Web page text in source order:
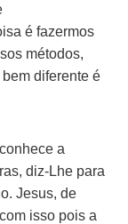
é fazermos
métodos,
diferente é
a
diz-Lhe para
Jesus, de
isso pois a